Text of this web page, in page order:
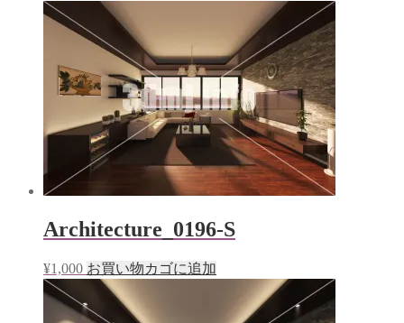
Architecture_0196-S
¥1,000 お買い物カゴに追加